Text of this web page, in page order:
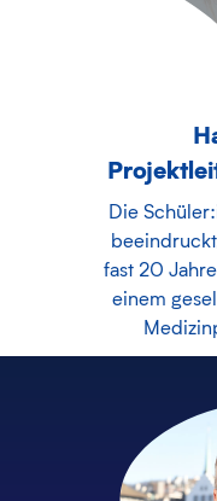
Die
fast 20
einem